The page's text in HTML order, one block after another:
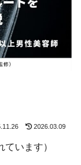
2026.03.09
います）